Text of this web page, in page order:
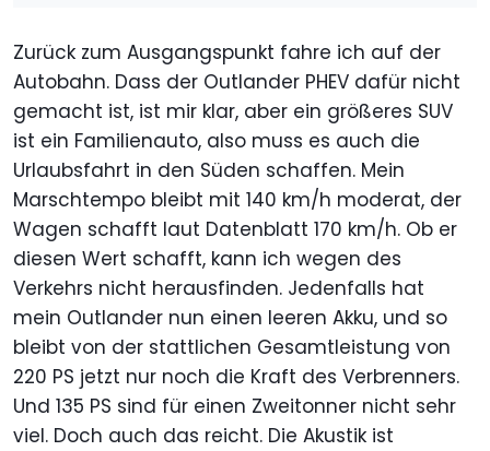
Zurück zum Ausgangspunkt fahre ich auf der
Autobahn. Dass der Outlander PHEV dafür nicht
gemacht ist, ist mir klar, aber ein größeres SUV
ist ein Familienauto, also muss es auch die
Urlaubsfahrt in den Süden schaffen. Mein
Marschtempo bleibt mit 140 km/h moderat, der
Wagen schafft laut Datenblatt 170 km/h. Ob er
diesen Wert schafft, kann ich wegen des
Verkehrs nicht herausfinden. Jedenfalls hat
mein Outlander nun einen leeren Akku, und so
bleibt von der stattlichen Gesamtleistung von
220 PS jetzt nur noch die Kraft des Verbrenners.
Und 135 PS sind für einen Zweitonner nicht sehr
viel. Doch auch das reicht. Die Akustik ist